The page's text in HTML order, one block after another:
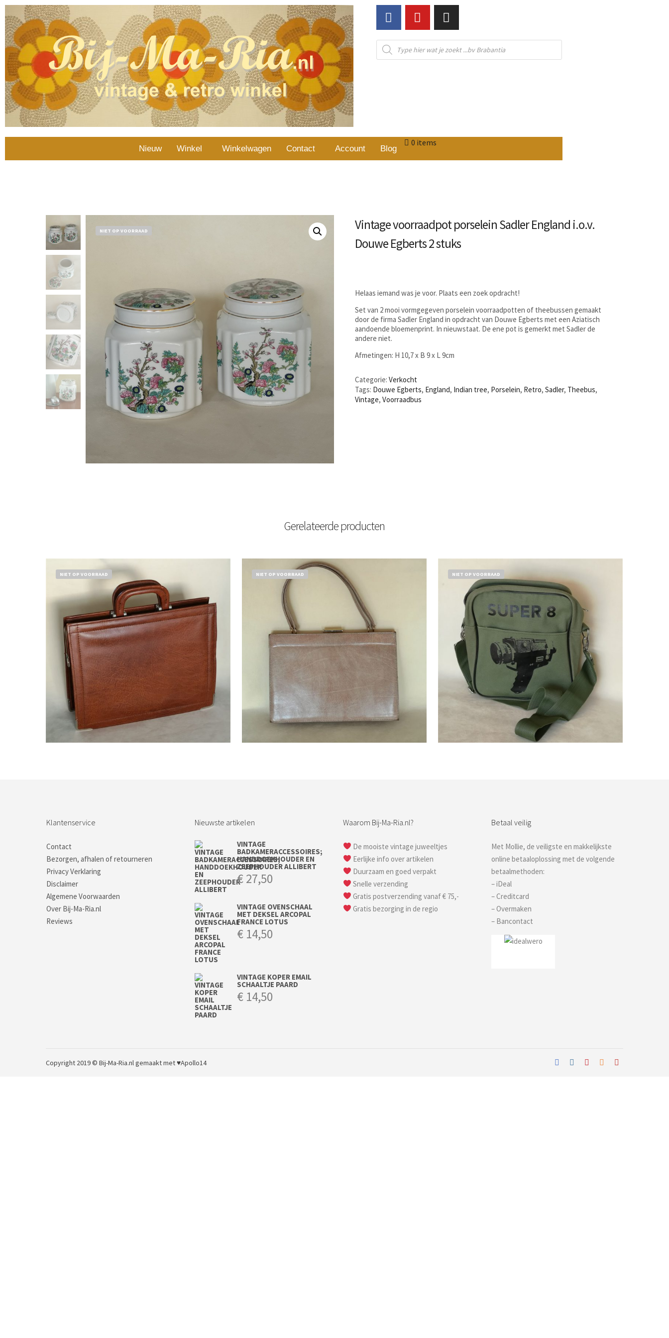
Nieuw Winkel Winkelwagen Contact Account Blog
0 items
NIET OP VOORRAAD
Vintage voorraadpot porselein Sadler England i.o.v.
Douwe Egberts 2 stuks
Helaas iemand was je voor. Plaats een zoek opdracht!
Set van 2 mooi vormgegeven porselein voorraadpotten of theebussen gemaakt
door de firma Sadler England in opdracht van Douwe Egberts met een Aziatisch
aandoende bloemenprint. In nieuwstaat. De ene pot is gemerkt met Sadler de
andere niet.
Afmetingen: H 10,7 x B 9 x L 9cm
Categorie:Verkocht
Tags: Douwe Egberts, England, Indian tree, Porselein, Retro,Sadler, Theebus,
Vintage,Voorraadbus
Gerelateerde producten
NIET OP VOORRAAD NIET OP VOORRAAD NIET OP VOORRAAD
€ 18,50
Klantenservice
Contact
Bezorgen, afhalen of retourneren
Privacy Verklaring
Disclaimer
Algemene Voorwaarden
Over Bij-Ma-Ria.nl
Reviews
Nieuwste artikelen
VINTAGE
BADKAMERACCESSOIRES;
HANDDOEKHOUDER EN
ZEEPHOUDER ALLIBERT
€27,50
VINTAGE OVENSCHAAL
MET DEKSEL ARCOPAL
FRANCE LOTUS
€ 14,50
VINTAGE KOPER EMAIL
SCHAALTJE PAARD
€ 14,50
Waarom Bij-Ma-Ria.nl?
De mooiste vintage juweeltjes
Eerlijke info over artikelen
Duurzaam en goed verpakt
Snelle verzending
Gratis postverzending vanaf € 75,-
Gratis bezorging in de regio
Betaal veilig
Met Mollie, de veiligste en makkelijkste
online betaaloplossing met de volgende
betaalmethoden:
– iDeal
– Creditcard
– Overmaken
– Bancontact
Copyright 2019 © Bij-Ma-Ria.nlgemaakt met ♥Apollo14